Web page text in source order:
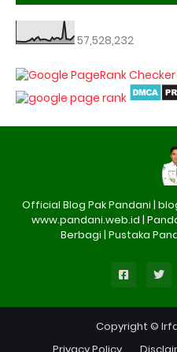
57,528,232
Official Blog Pak Pandani |
www.pandani.web.id |
Berbagi | Pustaka
Copyright ©
Privacy Policy